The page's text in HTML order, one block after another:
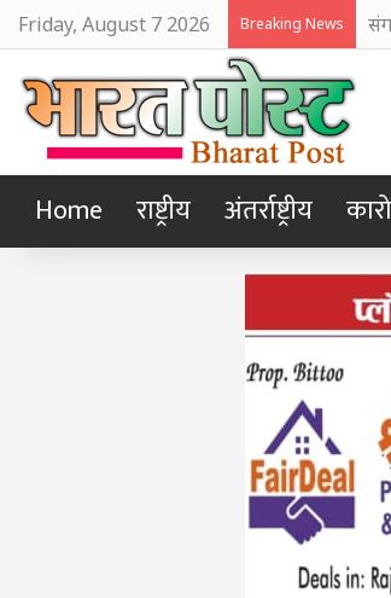
Friday, August 7 2026 Breaking News
Home राष्ट्रीय अंतर्राष्ट्रीय